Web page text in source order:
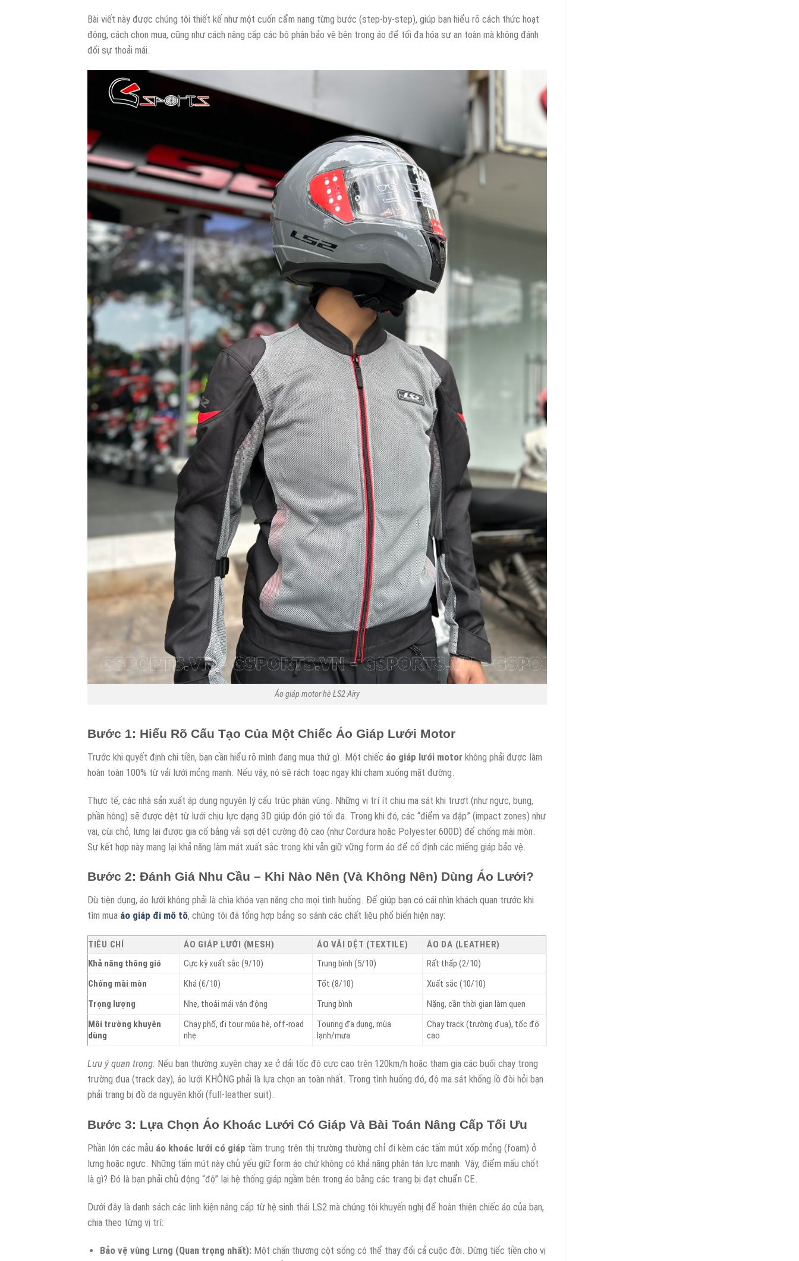
Bài viết này được chúng tôi thiết kế như một cuốn cẩm nang từng bước (step-by-step), giúp bạn hiểu rõ cách thức hoạt
động, cách chọn mua, cũng như cách nâng cấp các bộ phận bảo vệ bên trong áo để tối đa hóa sự an toàn mà không đánh
đổi sự thoải mái.
Áo giáp motor hè LS2 Airy
Bước 1: Hiểu Rõ Cấu Tạo Của Một Chiếc Áo Giáp Lưới Motor
Trước khi quyết định chi tiền, bạn cần hiểu rõ mình đang mua thứ gì. Một chiếc áo giáp lưới motor không phải được làm
hoàn toàn 100% từ vải lưới mỏng manh. Nếu vậy, nó sẽ rách toạc ngay khi chạm xuống mặt đường.
Thực tế, các nhà sản xuất áp dụng nguyên lý cấu trúc phân vùng. Những vị trí ít chịu ma sát khi trượt (như ngực, bụng,
phần hông) sẽ được dệt từ lưới chịu lực dạng 3D giúp đón gió tối đa. Trong khi đó, các “điểm va đập” (impact zones) như
vai, cùi chỏ, lưng lại được gia cố bằng vải sợi dệt cường độ cao (như Cordura hoặc Polyester 600D) để chống mài mòn.
Sự kết hợp này mang lại khả năng làm mát xuất sắc trong khi vẫn giữ vững form áo để cố định các miếng giáp bảo vệ.
Bước 2: Đánh Giá Nhu Cầu – Khi Nào Nên (Và Không Nên) Dùng Áo Lưới?
Dù tiện dụng, áo lưới không phải là chìa khóa vạn năng cho mọi tình huống. Để giúp bạn có cái nhìn khách quan trước khi
tìm mua áo giáp đi mô tô, chúng tôi đã tổng hợp bảng so sánh các chất liệu phổ biến hiện nay:
TIÊU CHÍ ÁO GIÁP LƯỚI (MESH) ÁO VẢI DỆT (TEXTILE)
ÁO DA (LEATHER)
Khả năng thông gió
Cực kỳ xuất sắc (9/10) Trung bình (5/10)
Rất thấp (2/10)
Chống mài mòn
Khá (6/10) Tốt (8/10)
Xuất sắc (10/10)
Trọng lượng
Nhẹ, thoải mái vận động Trung bình
Nặng, cần thời gian làm quen
Môi trường khuyên
dùng
Chạy phố, đi tour mùa hè, off-road
nhẹ
Touring đa dụng, mùa
lạnh/mưa
Chạy track (trường đua), tốc độ
cao
Lưu ý quan trọng: Nếu bạn thường xuyên chạy xe ở dải tốc độ cực cao trên 120km/h hoặc tham gia các buổi chạy trong
trường đua (track day), áo lưới KHÔNG phải là lựa chọn an toàn nhất. Trong tình huống đó, độ ma sát khổng lồ đòi hỏi bạn
phải trang bị đồ da nguyên khối (full-leather suit).
Bước 3: Lựa Chọn Áo Khoác Lưới Có Giáp Và Bài Toán Nâng Cấp Tối Ưu
Phần lớn các mẫu áo khoác lưới có giáp tầm trung trên thị trường thường chỉ đi kèm các tấm mút xốp mỏng (foam) ở
lưng hoặc ngực. Những tấm mút này chủ yếu giữ form áo chứ không có khả năng phân tán lực mạnh. Vậy, điểm mấu chốt
là gì? Đó là bạn phải chủ động “độ” lại hệ thống giáp ngầm bên trong áo bằng các trang bị đạt chuẩn CE.
Dưới đây là danh sách các linh kiện nâng cấp từ hệ sinh thái LS2 mà chúng tôi khuyến nghị để hoàn thiện chiếc áo của bạn,
chia theo từng vị trí:
Bảo vệ vùng Lưng (Quan trọng nhất):Một chấn thương cột sống có thể thay đổi cả cuộc đời. Đừng tiếc tiền cho vị